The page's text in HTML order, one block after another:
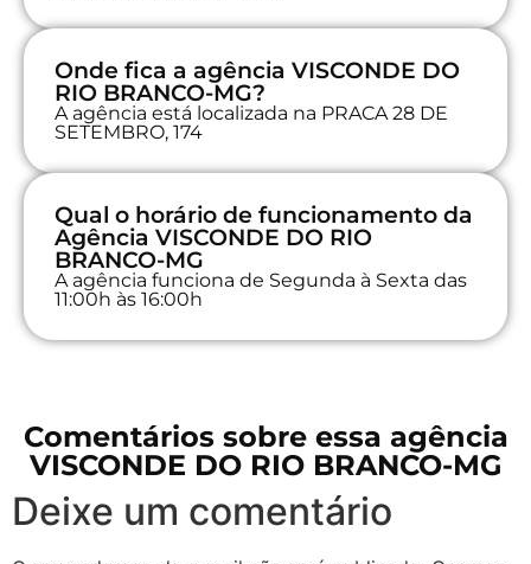
Onde fica a agência VISCONDE DO
RIO BRANCO-MG?
A agência está localizada na PRACA 28 DE
SETEMBRO, 174
Qual o horário de funcionamento da
Agência VISCONDE DO RIO
BRANCO-MG
A agência funciona de Segunda à Sexta das
11:00h às 16:00h
Comentários sobre essa agência
VISCONDE DO RIO BRANCO-MG
Deixe um comentário